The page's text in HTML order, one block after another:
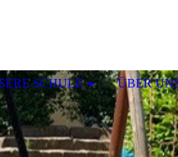
SCHULE ÜBER